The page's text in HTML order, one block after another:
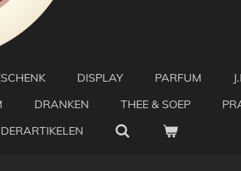
DISPLAY PARFUM
DRANKEN THEE & SOEP